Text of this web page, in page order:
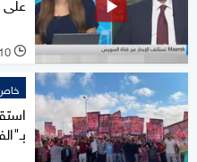
l 10 يوليو 2026
خاص